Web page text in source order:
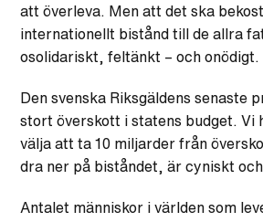
att överleva. Men att det ska
internationellt bistånd till de allra
osolidariskt, feltänkt – och onödigt.
Den svenska Riksgäldens senaste
stort överskott i statens budget. Vi
välja att ta 10 miljarder från
dra ner på biståndet, är cyniskt
Antalet människor i världen som